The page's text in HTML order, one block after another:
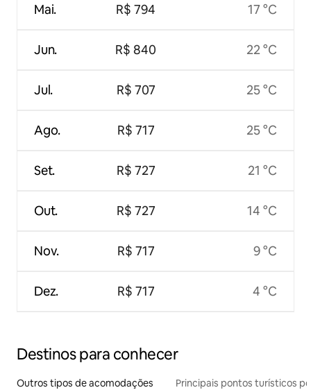
Mai.
Jun.
Jul.
Ago.
Set.
Out.
Nov.
Dez.
R$ 794
R$ 840
R$ 707
R$ 717
R$ 727
R$ 727
R$ 717
R$ 717
17 °C
22 °C
25 °C
25 °C
21 °C
14 °C
9 °C
4 °C
Destinos para conhecer
Outros tipos de acomodações Principais pontos turísticos